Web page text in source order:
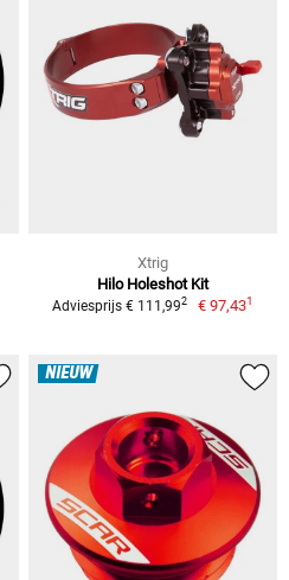
Xtrig
Hilo Holeshot Kit
Adviesprijs € 111,992 € 97,431
NIEUW